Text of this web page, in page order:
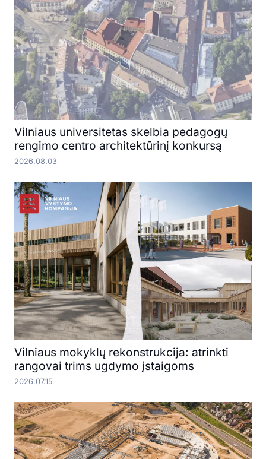
Vilniaus universitetas skelbia pedagogų
rengimo centro architektūrinį konkursą
2026.08.03
Vilniaus mokyklų rekonstrukcija: atrinkti
rangovai trims ugdymo įstaigoms
2026.07.15